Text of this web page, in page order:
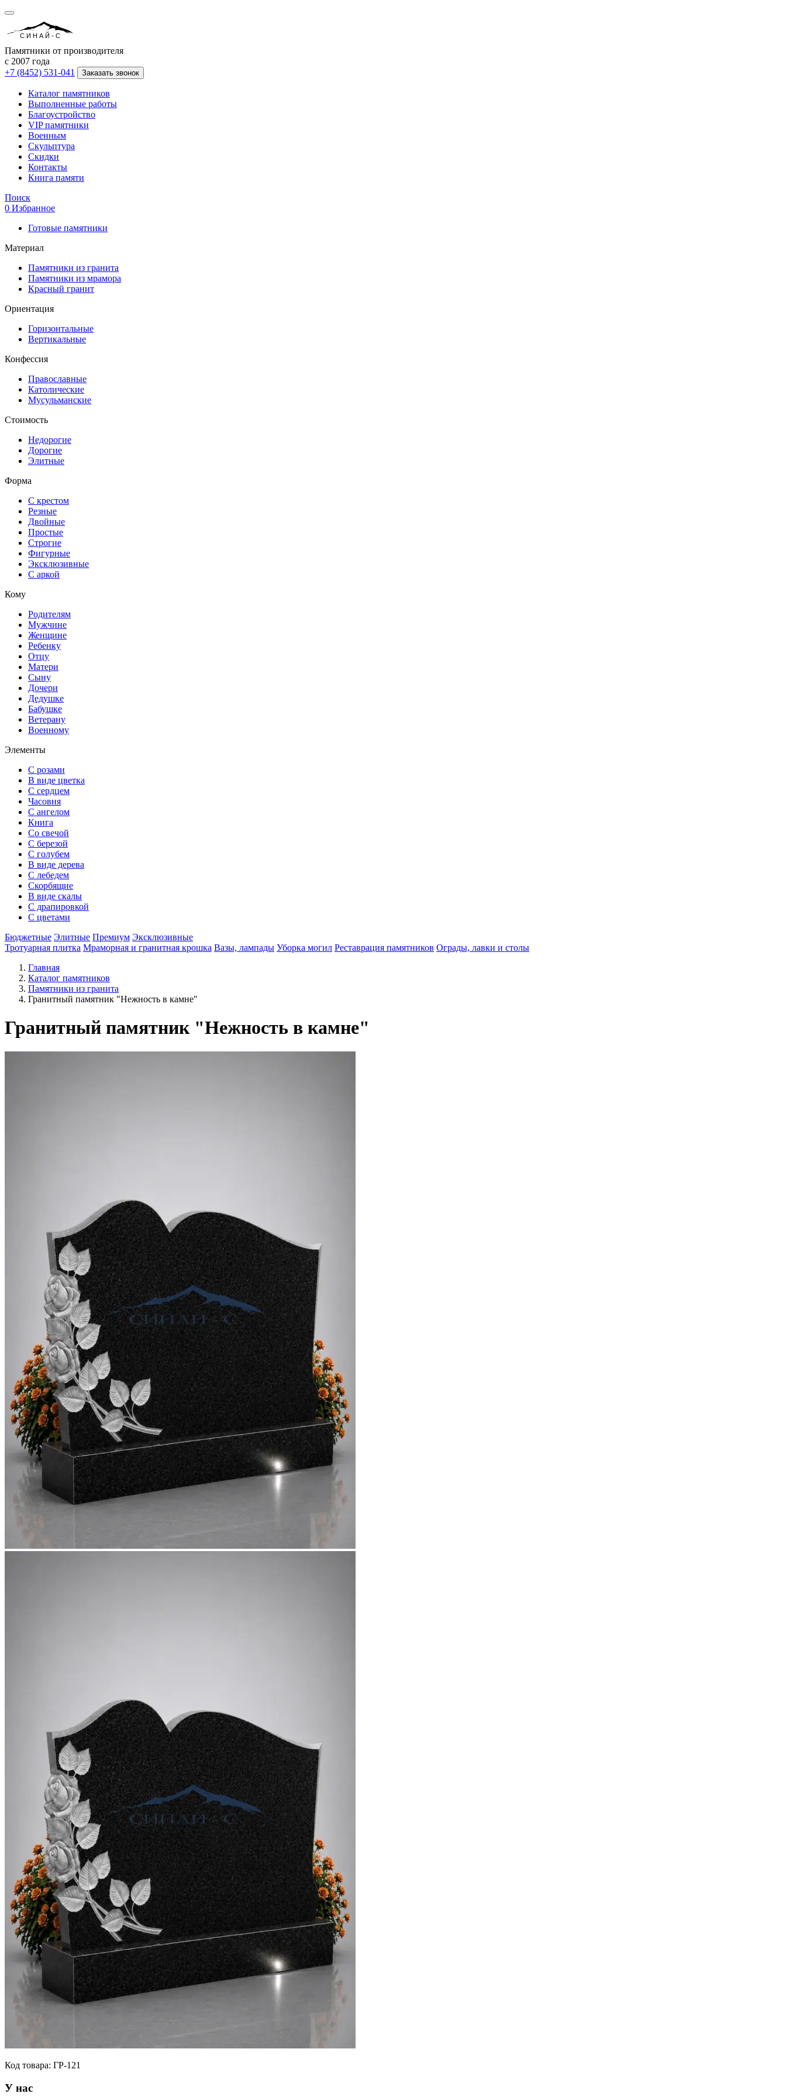
СИНАЙ-С
Памятники от производителя
с 2007 года
+7 (8452) 531-041
Заказать звонок
Каталог памятников
Выполненные работы
Благоустройство
VIP памятники
Военным
Скульптура
Скидки
Контакты
Книга памяти
Поиск
0 Избранное
Готовые памятники
Материал
Памятники из гранита
Памятники из мрамора
Красный гранит
Ориентация
Горизонтальные
Вертикальные
Конфессия
Православные
Католические
Мусульманские
Стоимость
Недорогие
Дорогие
Элитные
Форма
С крестом
Резные
Двойные
Простые
Строгие
Фигурные
Эксклюзивные
С аркой
Кому
Родителям
Мужчине
Женщине
Ребенку
Отцу
Матери
Сыну
Дочери
Дедушке
Бабушке
Ветерану
Военному
Элементы
С розами
В виде цветка
С сердцем
Часовня
С ангелом
Книга
Со свечой
С березой
С голубем
В виде дерева
С лебедем
Скорбящие
В виде скалы
С драпировкой
С цветами
Бюджетные Элитные Премиум Эксклюзивные
Тротуарная плитка Мраморная и гранитная крошка Вазы, лампады Уборка могил Реставрация памятников Ограды, лавки и столы
Главная
Каталог памятников
Памятники из гранита
Гранитный памятник "Нежность в камне"
Гранитный памятник "Нежность в камне"
Код товара: ГР-121
У нас